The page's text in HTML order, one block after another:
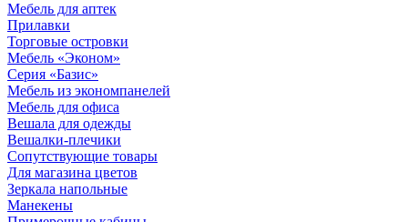
Мебель для аптек
Прилавки
Торговые островки
Мебель «Эконом»
Серия «Базис»
Мебель из экономпанелей
Мебель для офиса
Вешала для одежды
Вешалки-плечики
Сопутствующие товары
Для магазина цветов
Зеркала напольные
Манекены